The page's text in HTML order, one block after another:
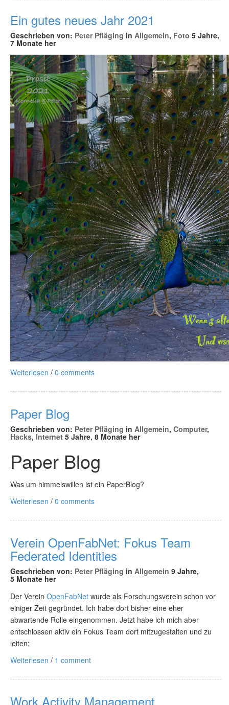
Ein gutes neues Jahr 2021
Geschrieben von: Peter Pfläging in Allgemein, Foto 5 Jahre,
7 Monate her
Weiterlesen / 0 comments
Paper Blog
Geschrieben von: Peter Pfläging in Allgemein, Computer,
Hacks, Internet 5 Jahre, 8 Monate her
Paper Blog
Was um himmelswillen ist ein PaperBlog?
Weiterlesen / 0 comments
Verein OpenFabNet: Fokus Team
Federated Identities
Geschrieben von: Peter Pfläging in Allgemein 9 Jahre,
5 Monate her
Der Verein OpenFabNet wurde als Forschungsverein schon vor
einiger Zeit gegründet. Ich habe dort bisher eine eher
abwartende Rolle eingenommen. Jetzt habe ich mich aber
entschlossen aktiv ein Fokus Team dort mitzugestalten und zu
leiten:
Weiterlesen / 1 comment
Work Activity Management